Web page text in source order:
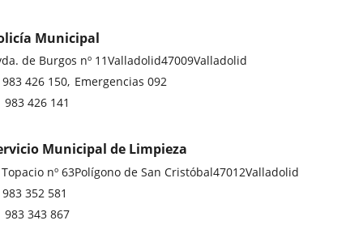
Municipal
de Burgos nº 11Valladolid47009Valladolid
983 426 150 Emergencias 092
Fax
983 426 141
Municipal de Limpieza
nº 63Polígono de San Cristóbal47012Valladolid
983 352 581
Fax
983 343 867